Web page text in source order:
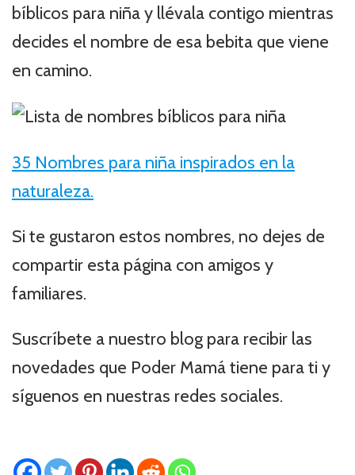
bíblicos para niña y llévala contigo mientras
decides el nombre de esa bebita que viene
en camino.
35 Nombres para niña inspirados en la
naturaleza.
Si te gustaron estos nombres, no dejes de
compartir esta página con amigos y
familiares.
Suscríbete a nuestro blog para recibir las
novedades que Poder Mamá tiene para ti y
síguenos en nuestras redes sociales.